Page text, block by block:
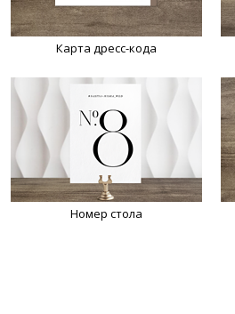
Карта дресс-кода
Номер стола